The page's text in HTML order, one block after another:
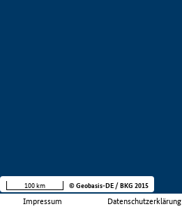
Impressum Datenschutzerklärung
100 km © Geobasis-DE / BKG 2015